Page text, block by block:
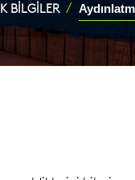
BİLGİLER